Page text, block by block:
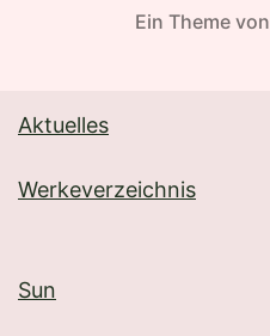
Ein Theme von
Aktuelles
Werkeverzeichnis
Sun